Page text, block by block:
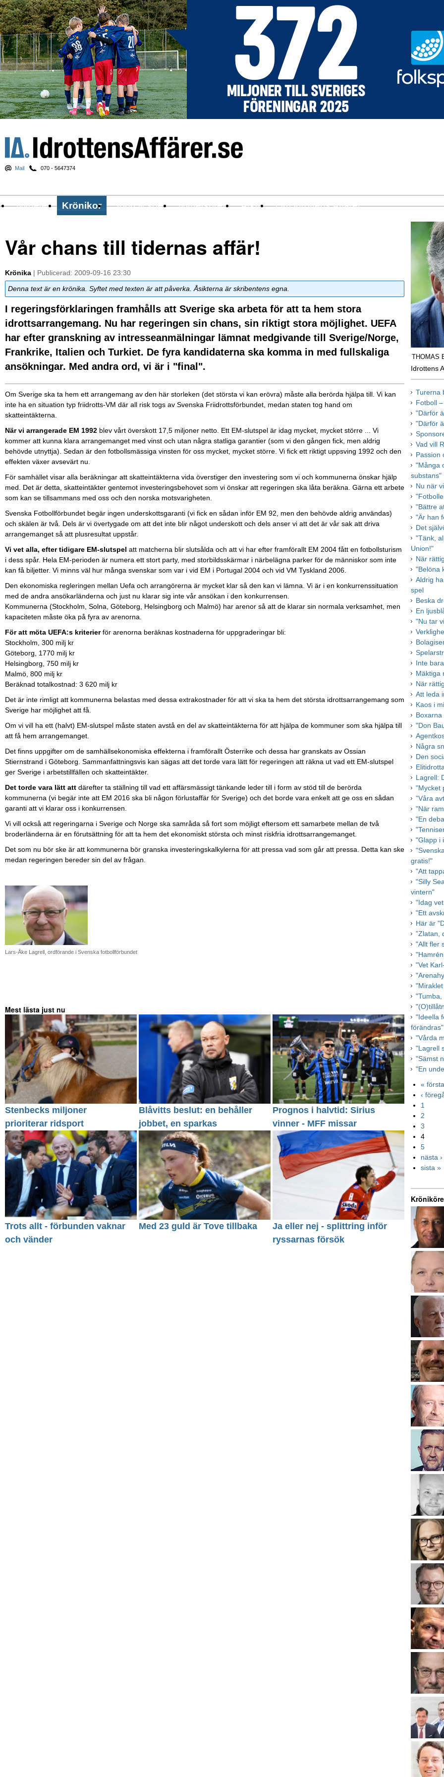
Mail 070 - 5647374
Nyheter Krönikor Sport & spel Nyhetsbrev Arkiv Om Idrottens Affärer
Vår chans till tidernas affär!
Krönika | Publicerad: 2009-09-16 23:30
Denna text är en krönika. Syftet med texten är att påverka. Åsikterna är skribentens egna.
I regeringsförklaringen framhålls att Sverige ska arbeta för att ta hem stora
idrottsarrangemang. Nu har regeringen sin chans, sin riktigt stora möjlighet. UEFA
har efter granskning av intresseanmälningar lämnat medgivande till Sverige/Norge,
Frankrike, Italien och Turkiet. De fyra kandidaterna ska komma in med fullskaliga
ansökningar. Med andra ord, vi är i "final".
Om Sverige ska ta hem ett arrangemang av den här storleken (det största vi kan erövra) måste alla berörda hjälpa till. Vi kan
inte ha en situation typ friidrotts-VM där all risk togs av Svenska Friidrottsförbundet, medan staten tog hand om
skatteintäkterna.
När vi arrangerade EM 1992 blev vårt överskott 17,5 miljoner netto. Ett EM-slutspel är idag mycket, mycket större ... Vi
kommer att kunna klara arrangemanget med vinst och utan några statliga garantier (som vi den gången fick, men aldrig
behövde utnyttja). Sedan är den fotbollsmässiga vinsten för oss mycket, mycket större. Vi fick ett riktigt uppsving 1992 och den
effekten växer avsevärt nu.
För samhället visar alla beräkningar att skatteintäkterna vida överstiger den investering som vi och kommunerna önskar hjälp
med. Det är detta, skatteintäkter gentemot investeringsbehovet som vi önskar att regeringen ska låta beräkna. Gärna ett arbete
som kan se tillsammans med oss och den norska motsvarigheten.
Svenska Fotbollförbundet begär ingen underskottsgaranti (vi fick en sådan inför EM 92, men den behövde aldrig användas)
och skälen är två. Dels är vi övertygade om att det inte blir något underskott och dels anser vi att det är vår sak att driva
arrangemanget så att plusresultat uppstår.
Vi vet alla, efter tidigare EM-slutspel att matcherna blir slutsålda och att vi har efter framförallt EM 2004 fått en fotbollsturism
i dess spår. Hela EM-perioden är numera ett stort party, med storbildsskärmar i närbelägna parker för de människor som inte
kan få biljetter. Vi minns väl hur många svenskar som var i vid EM i Portugal 2004 och vid VM Tyskland 2006.
Den ekonomiska regleringen mellan Uefa och arrangörerna är mycket klar så den kan vi lämna. Vi är i en konkurrenssituation
med de andra ansökarländerna och just nu klarar sig inte vår ansökan i den konkurrensen.
Kommunerna (Stockholm, Solna, Göteborg, Helsingborg och Malmö) har arenor så att de klarar sin normala verksamhet, men
kapaciteten måste öka på fyra av arenorna.
För att möta UEFA:s kriterierför arenorna beräknas kostnaderna för uppgraderingar bli:
Stockholm, 300 milj kr
Göteborg, 1770 milj kr
Helsingborg, 750 milj kr
Malmö, 800 milj kr
Beräknad totalkostnad: 3 620 milj kr
Det är inte rimligt att kommunerna belastas med dessa extrakostnader för att vi ska ta hem det största idrottsarrangemang som
Sverige har möjlighet att få.
Om vi vill ha ett (halvt) EM-slutspel måste staten avstå en del av skatteintäkterna för att hjälpa de kommuner som ska hjälpa till
att få hem arrangemanget.
Det finns uppgifter om de samhällsekonomiska effekterna i framförallt Österrike och dessa har granskats av Ossian
Stiernstrand i Göteborg. Sammanfattningsvis kan sägas att det torde vara lätt för regeringen att räkna ut vad ett EM-slutspel
ger Sverige i arbetstillfällen och skatteintäkter.
Det torde vara lätt att därefter ta ställning till vad ett affärsmässigt tänkande leder till i form av stöd till de berörda
kommunerna (vi begär inte att EM 2016 ska bli någon förlustaffär för Sverige) och det borde vara enkelt att ge oss en sådan
garanti att vi klarar oss i konkurrensen.
Vi vill också att regeringarna i Sverige och Norge ska samråda så fort som möjligt eftersom ett samarbete mellan de två
broderländerna är en förutsättning för att ta hem det ekonomiskt största och minst riskfria idrottsarrangemanget.
Det som nu bör ske är att kommunerna bör granska investeringskalkylerna för att pressa vad som går att pressa. Detta kan ske
medan regeringen bereder sin del av frågan.
Lars-Åke Lagrell, ordförande i Svenska fotbollförbundet
Mest lästa just nu
Stenbecks miljoner
prioriterar ridsport
Blåvitts beslut: en behåller
jobbet, en sparkas
Prognos i halvtid: Sirius
vinner - MFF missar
Trots allt - förbunden vaknar
och vänder
Med 23 guld är Tove tillbaka
Ja eller nej - splittring inför
ryssarnas försök
THOMAS
Idrottens
Turerna
Fotboll
"Därför
"Därför
Vad vill
Passion
"Många
substans"
Nu när
"Bättre
"Är han
Det
"Tänk,
Union!"
När
"Belöna
Aldrig
spel
Beska
En
"Nu tar
Inte
Mäktiga
När
Att leda
Kaos i
"Don
Några
Den
Lagrell:
"Mycket
”Våra
"När
"En
"Glapp i
gratis!"
"Att
"Silly
vintern"
"Idag
"Ett
Här är
”Zlatan,
"Allt fler
"Vet
"Ideella
förändras"
"Vårda
"Lagrell
"Sämst
"En
«
‹
1
2
3
4
5
nästa ›
sista »